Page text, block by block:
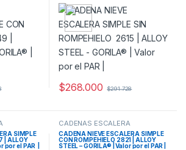
$268.000 $291.728
SIMPLE
| ALLOY
por el PAR |
CADENAS ESCALERA
CADENA NIEVE ESCALERA SIMPLE
CON ROMPEHIELO 2821 | ALLOY
STEEL – GORILA® | Valor por el PAR |